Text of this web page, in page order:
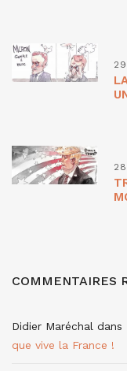
COMMENTAIRES
Didier Maréchal dans
que vive la France !